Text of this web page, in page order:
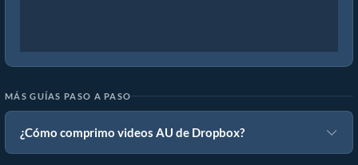
MÁS GUÍAS PASO A PASO
¿Cómo comprimo videos AU de Dropbox?